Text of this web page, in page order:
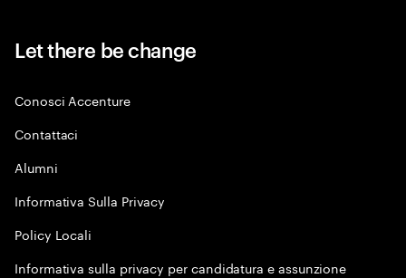
Let there be change
Conosci Accenture
Contattaci
Alumni
Informativa Sulla Privacy
Policy Locali
Informativa sulla privacy per candidatura e assunzione